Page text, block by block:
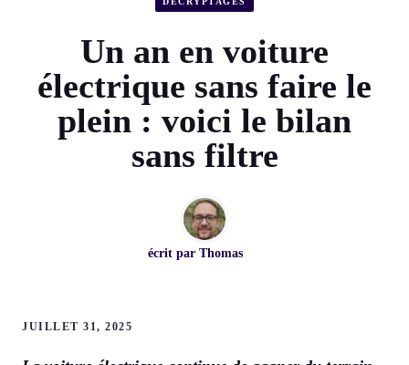
Un an en voiture
électrique sans faire le
plein : voici le bilan
sans filtre
écrit par Thomas
JUILLET 31, 2025